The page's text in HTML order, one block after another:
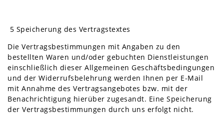
5 Speicherung des Vertragstextes
Die Vertragsbestimmungen mit Angaben zu den
bestellten Waren und/oder gebuchten Dienstleistungen
einschließlich dieser Allgemeinen Geschäftsbedingungen
und der Widerrufsbelehrung werden Ihnen per E-Mail
mit Annahme des Vertragsangebotes bzw. mit der
Benachrichtigung hierüber zugesandt. Eine Speicherung
der Vertragsbestimmungen durch uns erfolgt nicht.